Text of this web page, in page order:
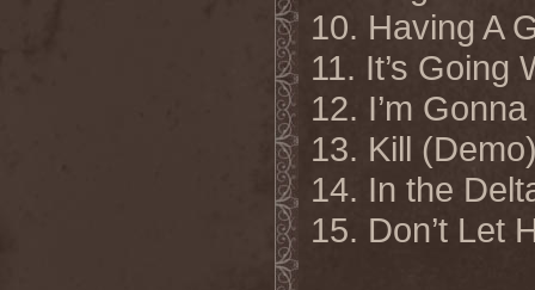
10. Having A
11. It’s Going
12. I’m
13. Kill
14. In the
15. Don’t Let